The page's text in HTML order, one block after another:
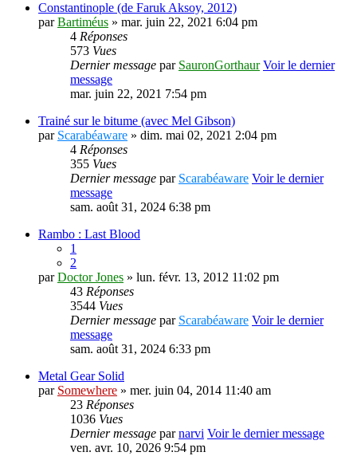
Constantinople (de Faruk Aksoy, 2012)
parBartiméus » mar. juin 22, 2021 6:04 pm
4 Réponses
573 Vues
Dernier message par SauronGorthaur Voir le dernier
message
mar. juin 22, 2021 7:54 pm
Trainé sur le bitume (avec Mel Gibson)
par Scarabéaware » dim. mai 02, 2021 2:04 pm
4 Réponses
355 Vues
Dernier message par Scarabéaware Voir le dernier
message
sam. août 31, 2024 6:38 pm
Rambo : Last Blood
1
2
parDoctor Jones » lun. févr. 13, 2012 11:02 pm
43 Réponses
3544 Vues
Dernier message par Scarabéaware Voir le dernier
message
sam. août 31, 2024 6:33 pm
Metal Gear Solid
par Somewhere » mer. juin 04, 2014 11:40 am
23 Réponses
1036 Vues
Dernier message parnarvi Voir le dernier message
ven. avr. 10, 2026 9:54 pm